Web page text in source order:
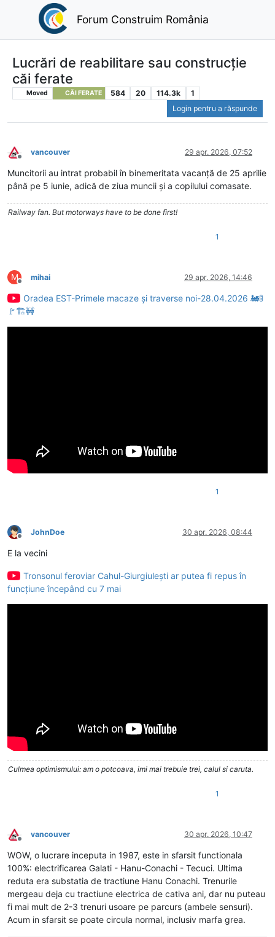
Forum Construim România
Lucrări de reabilitare sau construcție
căi ferate
Moved CĂI FERATE 584 20 114.3k
1
Login pentru a răspunde
Deconectat
vancouver 29 apr. 2026, 07:52
Muncitorii au intrat probabil în binemeritata vacanță de 25 aprilie
până pe 5 iunie, adică de ziua muncii și a copilului comasate.
Railway fan. But motorways have to be done first!
1
M
Deconectat
mihai 29 apr. 2026, 14:46
Oradea EST-Primele macaze și traverse noi-28.04.2026 🚂🚦
🚩🏗🚧
1
Deconectat
JohnDoe 30 apr. 2026, 08:44
E la vecini
Tronsonul feroviar Cahul-Giurgiulești ar putea fi repus în
funcțiune începând cu 7 mai
Culmea optimismului: am o potcoava, imi mai trebuie trei, calul si caruta.
1
Deconectat
vancouver 30 apr. 2026, 10:47
WOW, o lucrare inceputa in 1987, este in sfarsit functionala
100%: electrificarea Galati - Hanu-Conachi - Tecuci. Ultima
reduta era substatia de tractiune Hanu Conachi. Trenurile
mergeau deja cu tractiune electrica de cativa ani, dar nu puteau
fi mai mult de 2-3 trenuri usoare pe parcurs (ambele sensuri).
Acum in sfarsit se poate circula normal, inclusiv marfa grea.